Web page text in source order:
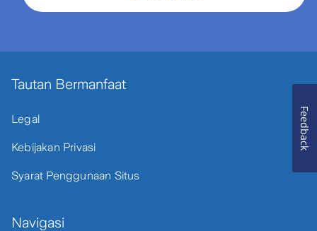
Tautan Bermanfaat
Legal
Kebijakan Privasi
Syarat Penggunaan Situs
Navigasi
Feedback